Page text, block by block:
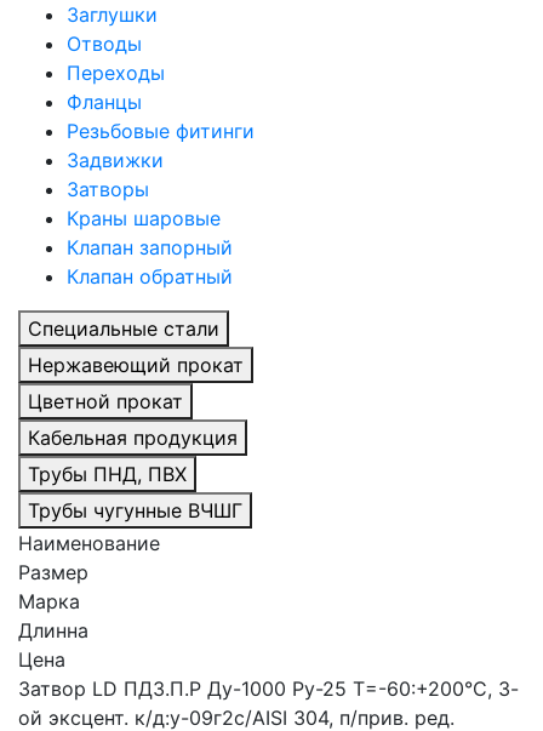
Заглушки
Отводы
Переходы
Фланцы
Резьбовые фитинги
Задвижки
Затворы
Краны шаровые
Клапан запорный
Клапан обратный
Специальные стали
Нержавеющий прокат
Цветной прокат
Кабельная продукция
Трубы ПНД, ПВХ
Трубы чугунные ВЧШГ
Наименование
Размер
Марка
Длинна
Цена
Затвор LD ПДЗ.П.Р Ду-1000 Ру-25 Т=-60:+200°С, 3-
ой эксцент. к/д:у-09г2с/AISI 304, п/прив. ред.